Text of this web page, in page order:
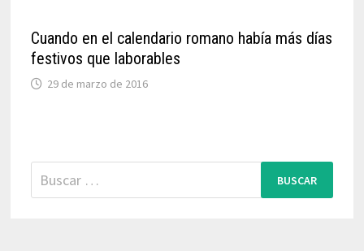
Cuando en el calendario romano había más días
festivos que laborables
29 de marzo de 2016
Buscar: